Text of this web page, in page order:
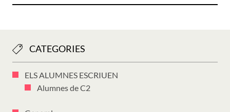
CATEGORIES
ELS ALUMNES ESCRIUEN
Alumnes de C2